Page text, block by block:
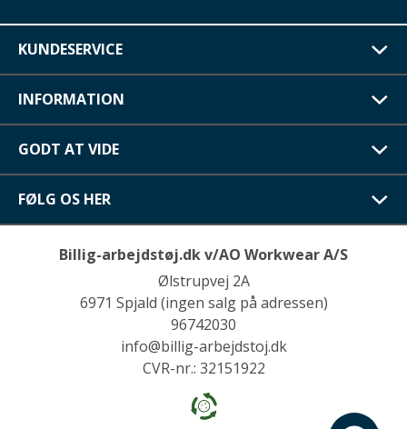
KUNDESERVICE
INFORMATION
GODT AT VIDE
FØLG OS HER
Billig-arbejdstøj.dk v/AO Workwear A/S
Ølstrupvej 2A
6971 Spjald (ingen salg på adressen)
96742030
info@billig-arbejdstoj.dk
CVR-nr.: 32151922